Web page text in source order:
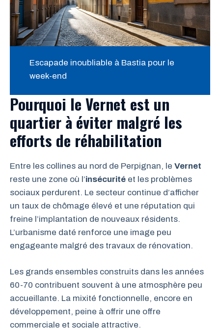
Escapade inoubliable à Bastia pour le
week-end
Pourquoi le Vernet est un
quartier à éviter malgré les
efforts de réhabilitation
Entre les collines au nord de Perpignan, le Vernet
reste une zone où l’insécurité et les problèmes
sociaux perdurent. Le secteur continue d’afficher
un taux de chômage élevé et une réputation qui
freine l’implantation de nouveaux résidents.
L’urbanisme daté renforce une image peu
engageante malgré des travaux de rénovation.
Les grands ensembles construits dans les années
60-70 contribuent souvent à une atmosphère peu
accueillante. La mixité fonctionnelle, encore en
développement, peine à offrir une offre
commerciale et sociale attractive.